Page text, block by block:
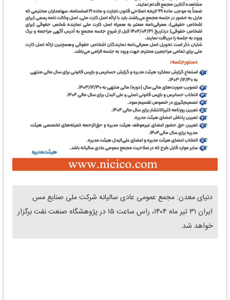
دنیای معدن: مجمع عمومی عادی سالیانه شرکت ملی صنایع مس
ایران ۳۱ تیر ماه ۱۴۰۴، راس ساعت ۱۵ در پژوهشگاه صنعت نفت برگزار
خواهد شد.